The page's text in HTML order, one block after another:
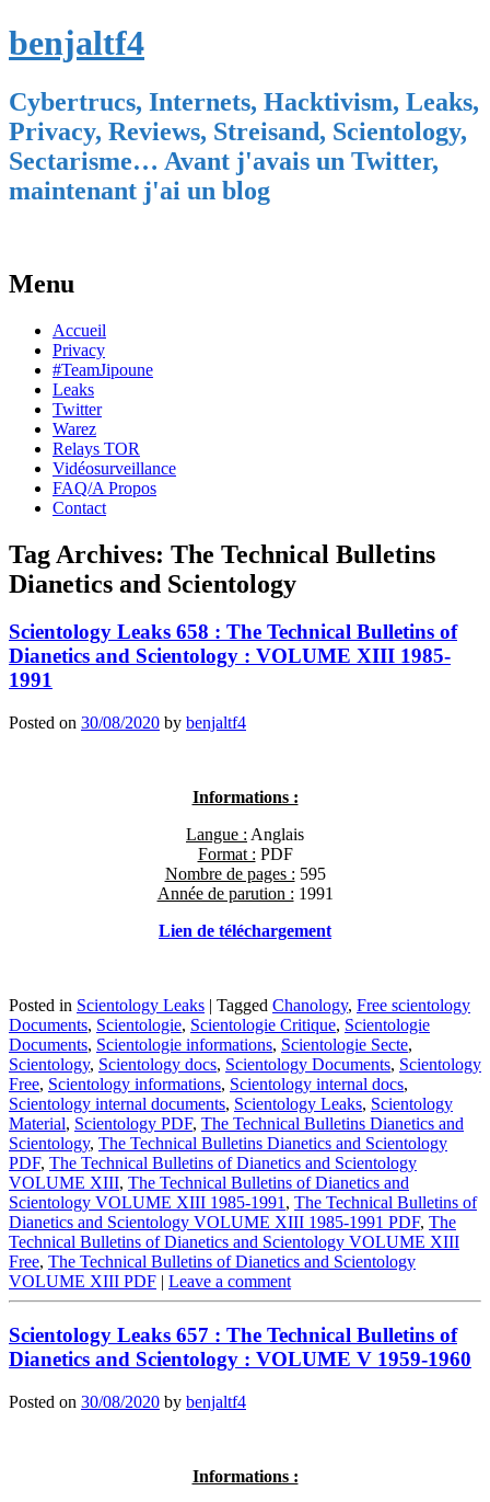
benjaltf4
Cybertrucs, Internets, Hacktivism, Leaks,
Privacy, Reviews, Streisand, Scientology,
Sectarisme… Avant j'avais un Twitter,
maintenant j'ai un blog
Menu
Skip
content
Accueil
Privacy
#TeamJipoune
Leaks
Twitter
Warez
Relays TOR
Vidéosurveillance
FAQ/A Propos
Contact
Tag Archives: The Technical Bulletins
Dianetics and Scientology
Scientology Leaks 658 : The Technical Bulletins of
Dianetics and Scientology : VOLUME XIII 1985-
1991
Posted on 30/08/2020 by benjaltf4
Informations :
Langue : Anglais
Format : PDF
Nombre de pages : 595
Année de parution : 1991
Lien de téléchargement
Posted in Scientology Leaks | Tagged Chanology, Free scientology
Documents, Scientologie, Scientologie Critique, Scientologie
Documents, Scientologie informations, Scientologie Secte,
Scientology, Scientology docs, Scientology Documents, Scientology
Free, Scientology informations, Scientology internal docs,
Scientology internal documents, Scientology Leaks, Scientology
Material, Scientology PDF, The Technical Bulletins Dianetics and
Scientology, The Technical Bulletins Dianetics and Scientology
PDF, The Technical Bulletins of Dianetics and Scientology
VOLUME XIII, The Technical Bulletins of Dianetics and
Scientology VOLUME XIII 1985-1991 , The Technical Bulletins of
Dianetics and Scientology VOLUME XIII 1985-1991 PDF, The
Technical Bulletins of Dianetics and Scientology VOLUME XIII
Free, The Technical Bulletins of Dianetics and Scientology
VOLUME XIII PDF | Leave a comment
Scientology Leaks 657 : The Technical Bulletins of
Dianetics and Scientology : VOLUME V 1959-1960
Posted on 30/08/2020 by benjaltf4
Informations :